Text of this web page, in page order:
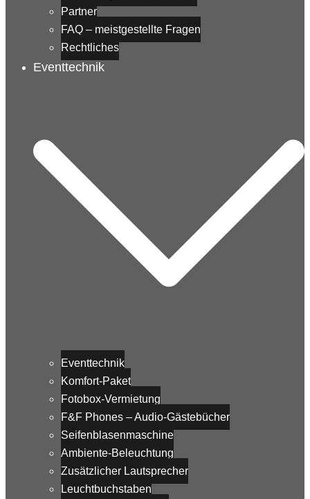
Partner
FAQ – meistgestellte Fragen
Rechtliches
Eventtechnik
Eventtechnik
Komfort-Paket
Fotobox-Vermietung
F&F Phones – Audio-Gästebücher
Seifenblasenmaschine
Ambiente-Beleuchtung
Zusätzlicher Lautsprecher
Leuchtbuchstaben